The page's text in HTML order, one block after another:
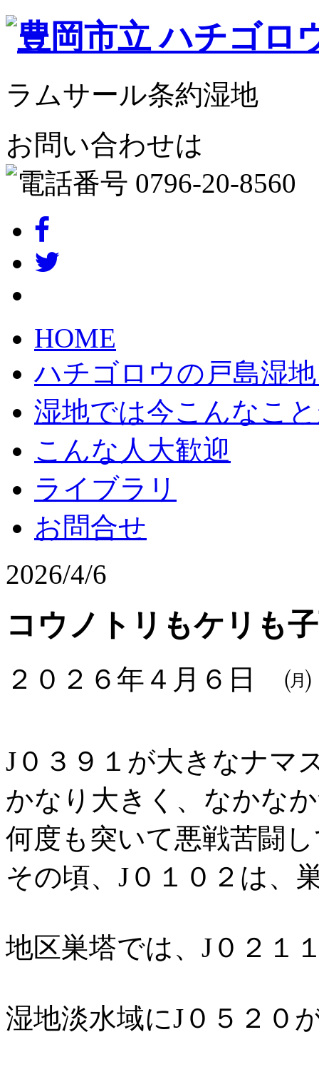
ラムサール条約湿地
お問い合わせは
HOME
ハチゴロウの戸島湿
湿地では今こんなこ
こんな人大歓迎
ライブラリ
お問合せ
2026/4/6
コウノトリもケリも
２０２６年４月６日 ㈪
J０３９１が大きなナマ
かなり大きく、なかな
何度も突いて悪戦苦闘
その頃、J０１０２は、
地区巣塔では、J０２１
湿地淡水域にJ０５２０